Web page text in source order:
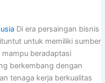
Di era persaingan bisnis
untuk memiliki sumber
beradaptasi
berkembang dengan
tenaga kerja berkualitas